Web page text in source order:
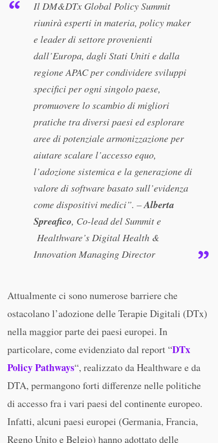
Il DM&DTx Global Policy Summit
riunirà esperti in materia, policy maker
e leader di settore provenienti
dall’Europa, dagli Stati Uniti e dalla
regione APAC per condividere sviluppi
specifici per ogni singolo paese,
promuovere lo scambio di migliori
pratiche tra diversi paesi ed esplorare
aree di potenziale armonizzazione per
aiutare scalare l’accesso equo,
l’adozione sistemica e la generazione di
valore di software basato sull’evidenza
come dispositivi medici”. –Alberta
Spreafico, Co-lead delSummit e
Healthware’s Digital Health &
Innovation Managing Director
Attualmente ci sono numerose barriere che
ostacolano l’adozione delle Terapie Digitali (DTx)
nella maggior parte dei paesi europei. In
particolare, come evidenziato dal report “DTx
Policy Pathways“, realizzato da Healthware e da
DTA, permangono forti differenze nelle politiche
di accesso fra i vari paesi del continente europeo.
Infatti, alcuni paesi europei (Germania, Francia,
Regno Unito e Belgio) hanno adottato delle